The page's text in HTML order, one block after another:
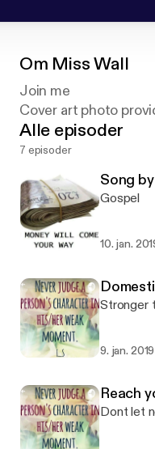
Om Miss Wall
Join me
Cover art photo
Alle episoder
7 episoder
Song
Gospel
10. jan.
Stronger
9. jan. 2019
Reach
Dont let